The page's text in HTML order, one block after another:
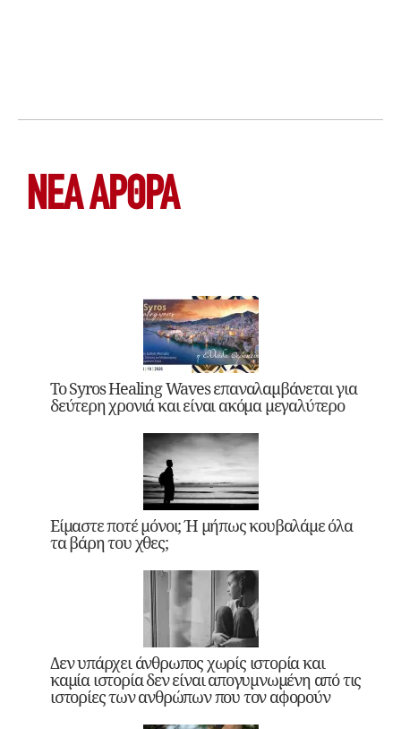
ΝΕΑ ΆΡΘΡΑ
Το Syros Healing Waves επαναλαμβάνεται για
δεύτερη χρονιά και είναι ακόμα μεγαλύτερο
Είμαστε ποτέ μόνοι; Ή μήπως κουβαλάμε όλα
τα βάρη του χθες;
Δεν υπάρχει άνθρωπος χωρίς ιστορία και
καμία ιστορία δεν είναι απογυμνωμένη από τις
ιστορίες των ανθρώπων που τον αφορούν